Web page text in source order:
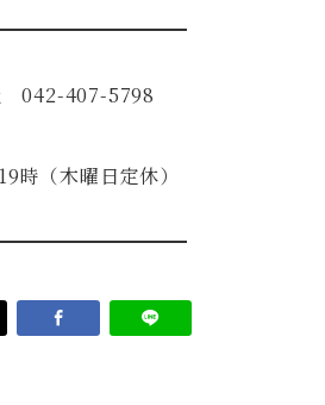
042-407-5798
時（木曜日定休）